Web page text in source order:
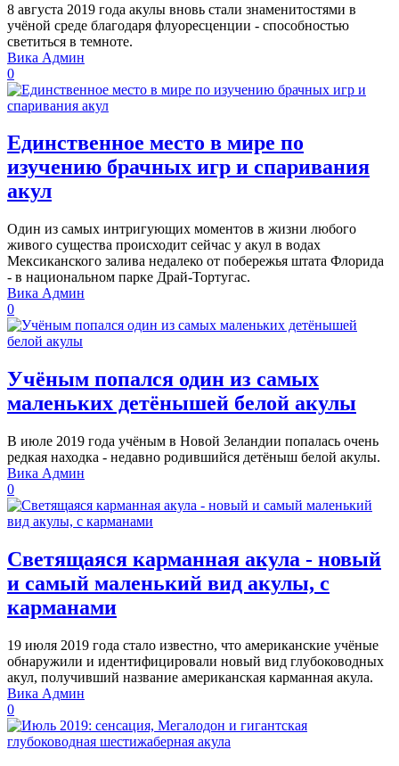
8 августа 2019 года акулы вновь стали знаменитостями в
учёной среде благодаря флуоресценции - способностью
светиться в темноте.
Вика Админ
0
Единственное место в мире по
изучению брачных игр и спаривания
акул
Один из самых интригующих моментов в жизни любого
живого существа происходит сейчас у акул в водах
Мексиканского залива недалеко от побережья штата Флорида
- в национальном парке Драй-Тортугас.
Вика Админ
0
Учёным попался один из самых
маленьких детёнышей белой акулы
В июле 2019 года учёным в Новой Зеландии попалась очень
редкая находка - недавно родившийся детёныш белой акулы.
Вика Админ
0
Светящаяся карманная акула - новый
и самый маленький вид акулы, с
карманами
19 июля 2019 года стало известно, что американские учёные
обнаружили и идентифицировали новый вид глубоководных
акул, получивший название американская карманная акула.
Вика Админ
0